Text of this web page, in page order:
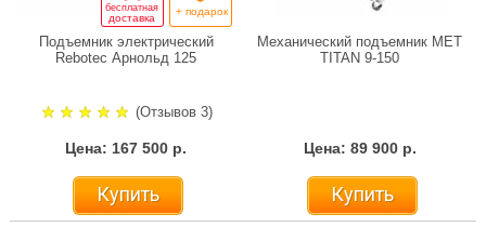
бесплатная
доставка
+ подарок
Подъемник электрический
Rebotec Арнольд 125
(Отзывов 3)
Цена: 167 500 р.
Купить
Механический подъемник MET
TITAN 9-150
Цена: 89 900 р.
Купить